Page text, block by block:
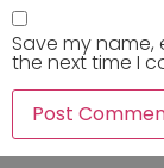
Save my name,
the next time I